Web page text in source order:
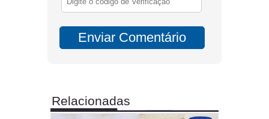
Relacionadas